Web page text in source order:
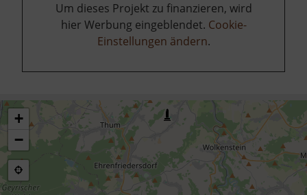
Um dieses Projekt zu finanzieren, wird
hier Werbung eingeblendet. Cookie-
Einstellungen ändern.
+
−